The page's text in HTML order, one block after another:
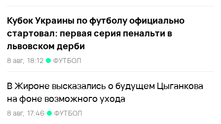
Кубок Украины по футболу официально
стартовал: первая серия пенальти в
львовском дерби
8 авг, 18:12 ФУТБОЛ
В Жироне высказались о будущем Цыганкова
на фоне возможного ухода
8 авг, 17:46 ФУТБОЛ